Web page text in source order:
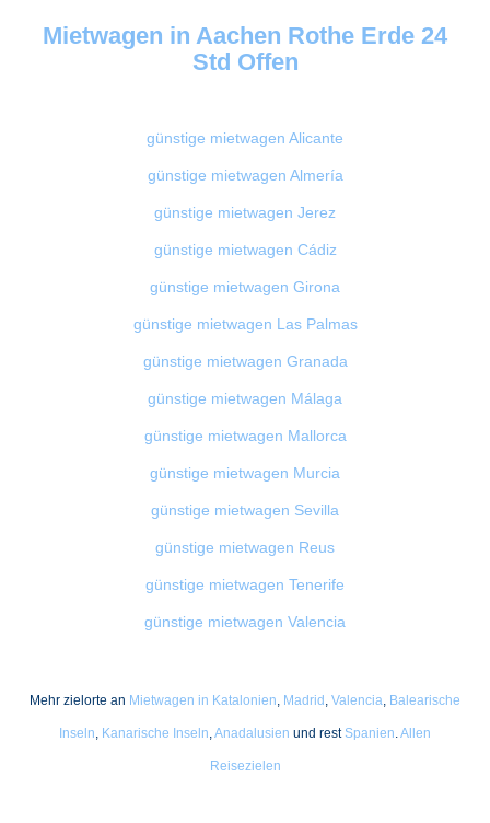
Mietwagen in Aachen Rothe Erde 24
Std Offen
günstige mietwagen Alicante
günstige mietwagen Almería
günstige mietwagen Jerez
günstige mietwagen Cádiz
günstige mietwagen Girona
günstige mietwagen Las Palmas
günstige mietwagen Granada
günstige mietwagen Málaga
günstige mietwagen Mallorca
günstige mietwagen Murcia
günstige mietwagen Sevilla
günstige mietwagen Reus
günstige mietwagen Tenerife
günstige mietwagen Valencia
Mehr zielorte an Mietwagen in Katalonien, Madrid , Valencia, Balearische
Inseln, Kanarische Inseln,Anadalusien und rest Spanien.Allen
Reisezielen